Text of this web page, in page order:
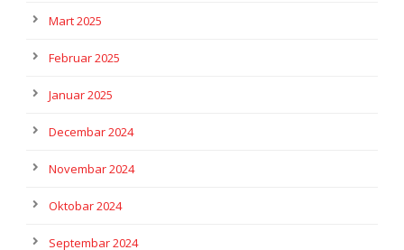
Mart 2025
Februar 2025
Januar 2025
Decembar 2024
Novembar 2024
Oktobar 2024
Septembar 2024